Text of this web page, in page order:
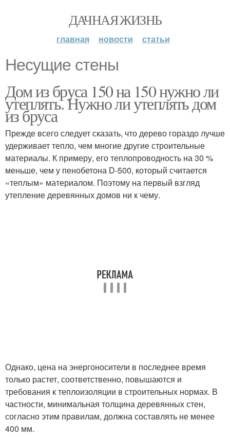
ДАЧНАЯ ЖИЗНЬ
главная новости статьи
Несущие стены
Дом из бруса 150 на 150 нужно ли
утеплять. Нужно ли утеплять дом
из бруса
Прежде всего следует сказать, что дерево гораздо лучше
удерживает тепло, чем многие другие строительные
материалы. К примеру, его теплопроводность на 30 %
меньше, чем у пенобетона D-500, который считается
«теплым» материалом. Поэтому на первый взгляд
утепление деревянных домов ни к чему.
Однако, цена на энергоносители в последнее время
только растет, соответственно, повышаются и
требования к теплоизоляции в строительных нормах. В
частности, минимальная толщина деревянных стен,
согласно этим правилам, должна составлять не менее
400 мм.